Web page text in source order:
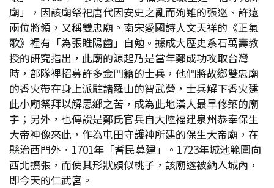
廟」，因該廟祭祀唐代因安史之亂而殉難的張巡、許遠
兩位將領，又稱雙忠廟。南宋愛國詩人文天祥的《正氣
歌》裡有「為張睢陽齒」自勉。據成大歷史系石萬壽教
授的研究指出，此廟的源起乃是當年鄭成功攻取台灣
時，部隊裡招募許多金門籍的士兵，他們將故鄉雙忠廟
的香火帶在身上派駐諸羅山的智武營，士兵解下香火建
此小廟祭拜以解思鄉之苦，成為此地漢人最早修築的廟
宇；另外，也傳說是鄭氏官兵自大陸福建泉州恭奉保生
大帝神像來此，作為屯田守護神所建的保生大帝廟，在
縣治西門外．1701年「耆民募建」。1723年城池範圍向
西北擴張，而使其形狀頗似桃子，該廟遂被納入城內，
即今天的仁武宮。